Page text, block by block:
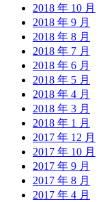
2018 年 10 月
2018 年 9 月
2018 年 8 月
2018 年 7 月
2018 年 6 月
2018 年 5 月
2018 年 4 月
2018 年 3 月
2018 年 1 月
2017 年 12 月
2017 年 10 月
2017 年 9 月
2017 年 8 月
2017 年 4 月